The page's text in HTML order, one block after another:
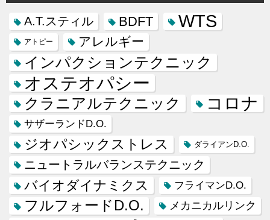
A.T.スティル BDFT WTS
アトピー アレルギー
インパクションテクニック
オステオパシー
クラニアルテクニック コロナ
サザーランドD.O.
ジオパシックストレス ダライアンD.O.
ニュートラルバランステクニック
バイオダイナミクス フライマンD.O.
フルフォードD.O. メカニカルリンク